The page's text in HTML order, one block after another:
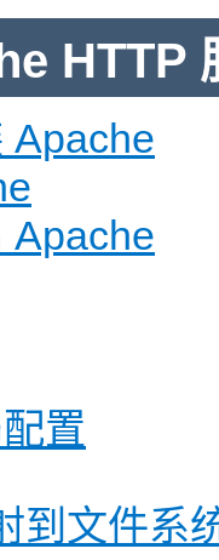
HTTP
Apache
Apache
置
到文件系